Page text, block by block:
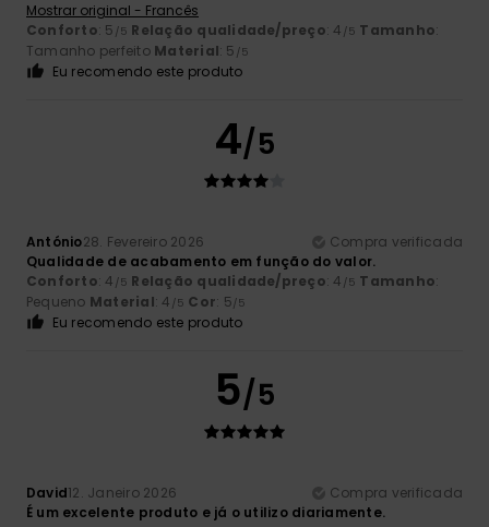
Mostrar original - Francês
Conforto: 5 /5 Relação qualidade/preço: 4 /5 Tamanho:
Tamanho perfeito Material: 5 /5
Eu recomendo este produto
4/5
António28. Fevereiro 2026
Compra verificada
Qualidade de acabamento em função do valor.
Conforto: 4 /5 Relação qualidade/preço: 4 /5 Tamanho:
Pequeno Material: 4 /5 Cor: 5/5
Eu recomendo este produto
5/5
David12. Janeiro 2026
Compra verificada
É um excelente produto e já o utilizo diariamente.